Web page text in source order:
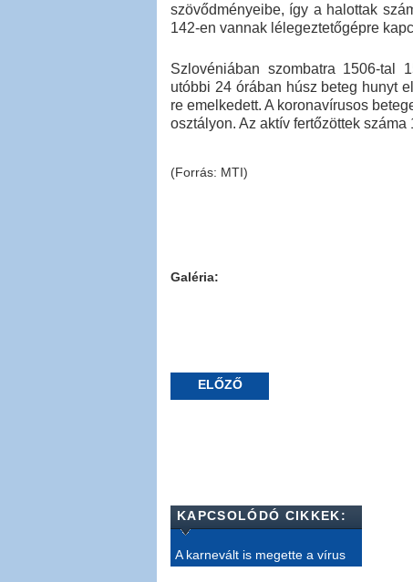
szövődményeibe, így a halottak
142-en vannak lélegeztetőgépre
Szlovéniában szombatra 1506-tal
utóbbi 24 órában húsz beteg hunyt
re emelkedett. A koronavírusos
osztályon. Az aktív fertőzöttek száma
(Forrás: MTI)
Galéria:
ELŐZŐ
KAPCSOLÓDÓ CIKKEK:
A karnevált is megette a vírus